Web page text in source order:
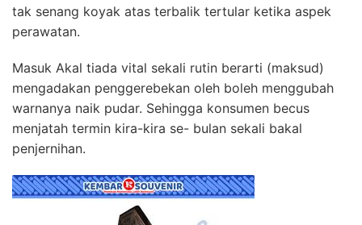
tak senang koyak atas terbalik tertular ketika aspek
perawatan.
Masuk Akal tiada vital sekali rutin berarti (maksud)
mengadakan penggerebekan oleh boleh menggubah
warnanya naik pudar. Sehingga konsumen becus
menjatah termin kira-kira se- bulan sekali bakal
penjernihan.